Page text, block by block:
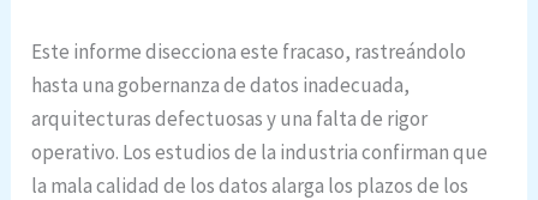
Este informe disecciona este fracaso, rastreándolo
hasta una gobernanza de datos inadecuada,
arquitecturas defectuosas y una falta de rigor
operativo. Los estudios de la industria confirman que
la mala calidad de los datos alarga los plazos de los